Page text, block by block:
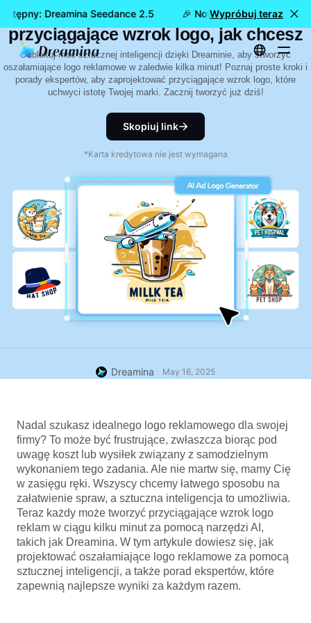
Dreamina Seedance 2.5 🎉 Nowy model już
Wypróbuj teraz
Generator logo reklam AI: Twórz
przyciągające wzrok logo, jak chcesz
Odblokuj moc sztucznej inteligencji dzięki Dreaminie, aby stworzyć
oszałamiające logo reklamowe w zaledwie kilka minut! Poznaj proste kroki i
porady ekspertów, aby zaprojektować przyciągające wzrok logo, które
uchwyci istotę Twojej marki. Zacznij tworzyć już dziś!
Skopiuj link
*Karta kredytowa nie jest wymagana
Dreamina May 16, 2025
Nadal szukasz idealnego logo reklamowego dla swojej
firmy? To może być frustrujące, zwłaszcza biorąc pod
uwagę koszt lub wysiłek związany z samodzielnym
wykonaniem tego zadania. Ale nie martw się, mamy Cię
w zasięgu ręki. Wszyscy chcemy łatwego sposobu na
załatwienie spraw, a sztuczna inteligencja to umożliwia.
Teraz każdy może tworzyć przyciągające wzrok logo
reklam w ciągu kilku minut za pomocą narzędzi AI,
takich jak Dreamina. W tym artykule dowiesz się, jak
projektować oszałamiające logo reklamowe za pomocą
sztucznej inteligencji, a także porad ekspertów, które
zapewnią najlepsze wyniki za każdym razem.